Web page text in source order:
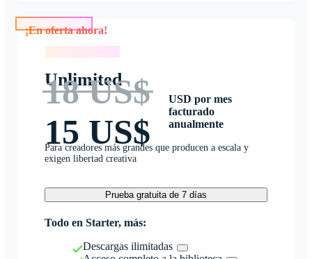
Unlimited
18 US$
15 US$
USD por mes
facturado
anualmente
Para creadores más grandes que producen a escala y
exigen libertad creativa
Prueba gratuita de 7 días
Todo en Starter, más:
Descargas ilimitadas